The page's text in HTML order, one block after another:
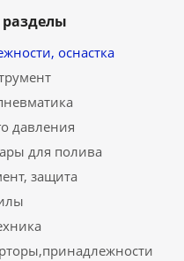
оснастка
давления
для полива
защита